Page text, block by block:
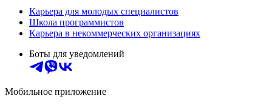
Карьера для молодых специалистов
Школа программистов
Карьера в некоммерческих организациях
Боты для уведомлений
Мобильное приложение